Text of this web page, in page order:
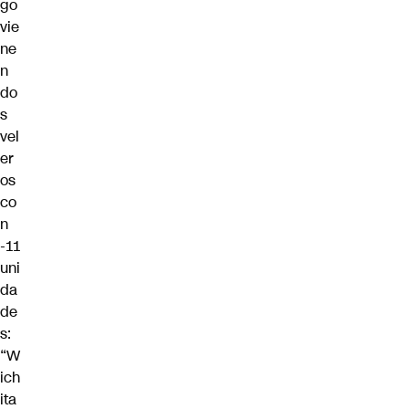
go
vie
ne
n
do
s
vel
er
os
co
n
-11
uni
da
de
s:
“W
ich
ita